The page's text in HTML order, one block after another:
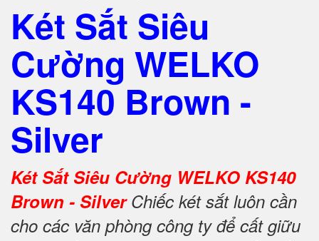
Két Sắt Siêu
Cường WELKO
KS140 Brown -
Silver
Két Sắt Siêu Cường WELKO KS140
Brown - SilverChiếc két sắt luôn cần
cho các văn phòng công ty để cất giữu